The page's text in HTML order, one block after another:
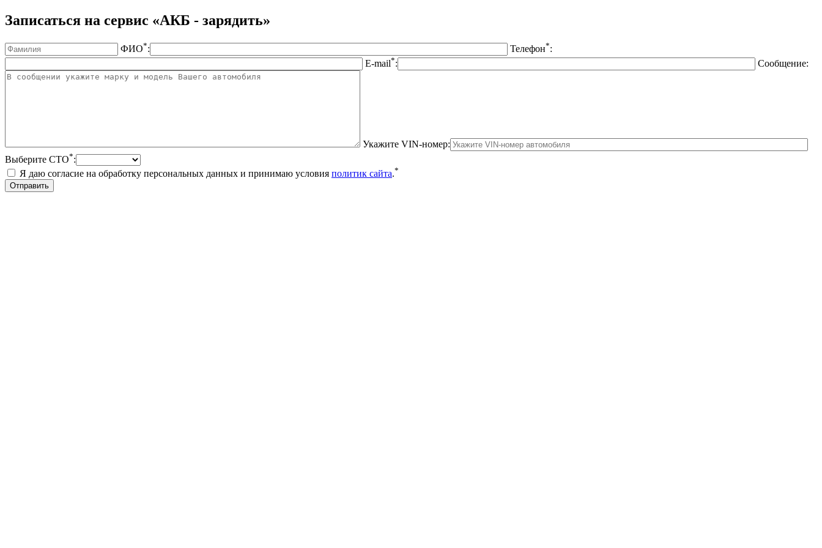
Записаться на сервис «АКБ - зарядить»
ФИО*: Телефон*:
E-mail*: Сообщение:
Укажите VIN-номер:
Выберите СТО*:
Я даю согласие на обработку персональных данных и принимаю условия политик сайта.*